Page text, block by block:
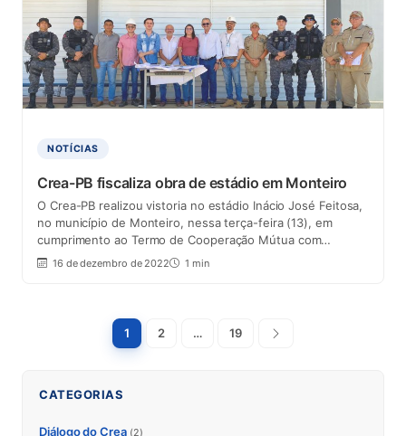
NOTÍCIAS
Crea-PB fiscaliza obra de estádio em Monteiro
O Crea-PB realizou vistoria no estádio Inácio José Feitosa,
no município de Monteiro, nessa terça-feira (13), em
cumprimento ao Termo de Cooperação Mútua com…
16 de dezembro de 2022 1 min
Paginação
1 2 … 19
CATEGORIAS
Diálogo do Crea (2)